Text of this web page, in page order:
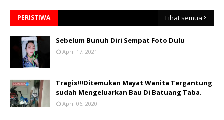
PERISTIWA Lihat semua
Sebelum Bunuh Diri Sempat Foto Dulu
April 17, 2021
Tragis!!!Ditemukan Mayat Wanita Tergantung
sudah Mengeluarkan Bau Di Batuang Taba.
April 06, 2020